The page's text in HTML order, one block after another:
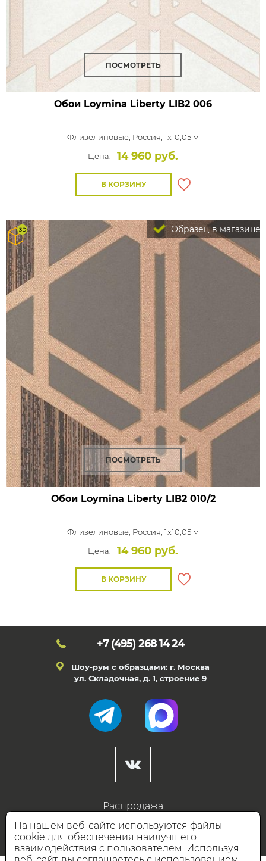
ПОСМОТРЕТЬ
Обои Loymina Liberty LIB2 006
Флизелиновые, Россия, 1x10,05 м
Цена:
14 960 руб.
В КОРЗИНУ
Образец в магазине
ПОСМОТРЕТЬ
Обои Loymina LibertyLIB2 010/2
Флизелиновые, Россия, 1x10,05 м
Цена:
14 960 руб.
В КОРЗИНУ
+7 (495) 268 14 24
Шоу-рум с образцами: г. Москва
ул. Складочная, д. 1, строение 9
Распродажа
Готовые дизайны
Дизайнерам
На нашем веб-сайте используются файлы
cookie для обеспечения наилучшего
взаимодействия с пользователем. Используя